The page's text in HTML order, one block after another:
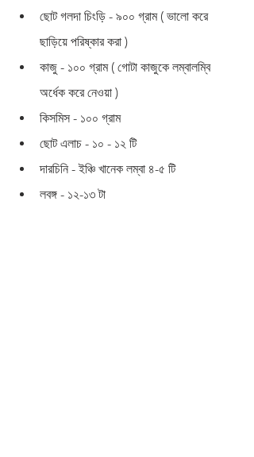
ছোট গলদা চিংড়ি - ৯০০ গ্রাম ( ভালো করে
ছাড়িয়ে পরিষ্কার করা )
কাজু - ১০০ গ্রাম ( গোটা কাজুকে লম্বালম্বি
অর্ধেক করে নেওয়া )
কিসমিস - ১০০ গ্রাম
ছোট এলাচ - ১০ - ১২ টি
দারচিনি - ইঞ্চি খানেক লম্বা ৪-৫ টি
লবঙ্গ - ১২-১৩ টা